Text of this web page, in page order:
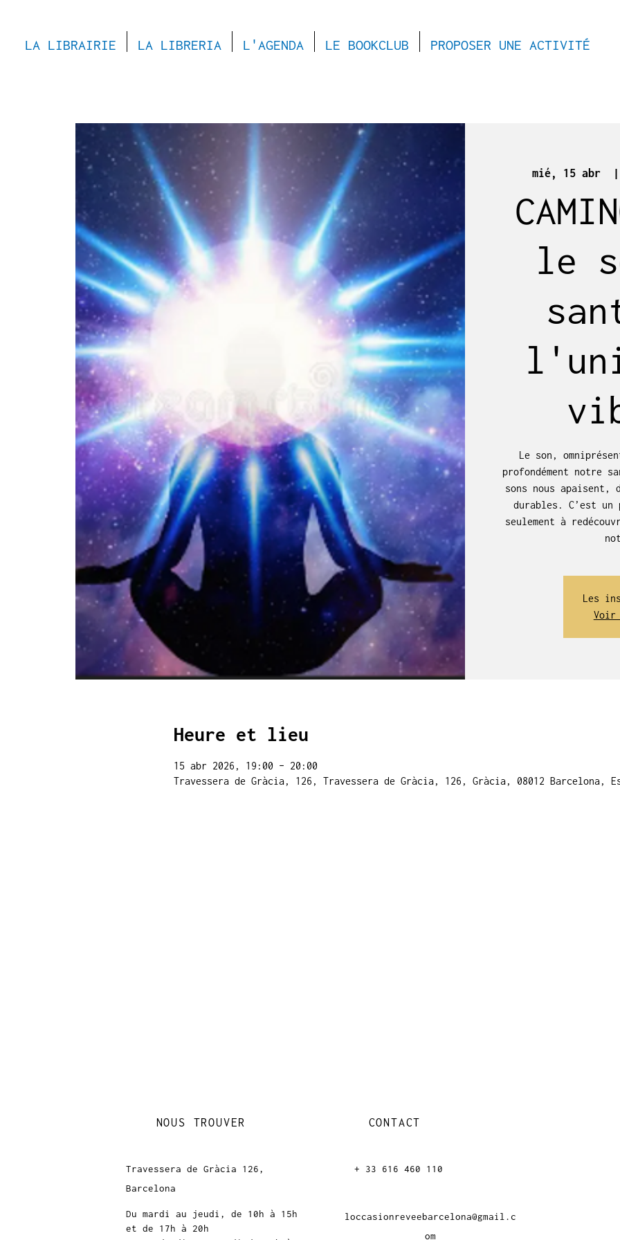
LA LIBRAIRIE LA LIBRERIA L'AGENDA LE BOOKCLUB PROPOSER UNE ACTIVITÉ
mié, 15 abr
le
Le son,
profondément notre
sons nous apaisent,
durables. C’est un
seulement à
Les
Voir
Heure et lieu
15 abr 2026, 19:00 – 20:00
Travessera de Gràcia, 126, Travessera de Gràcia, 126, Gràcia, 08012 Barcelona,
NOUS TROUVER
Travessera de Gràcia 126,
Barcelona
Du mardi au jeudi, de 10h à 15h
et de 17h à 20h
CONTACT
+ 33 616 460 110
loccasionreveebarcelona@gmail.c
om